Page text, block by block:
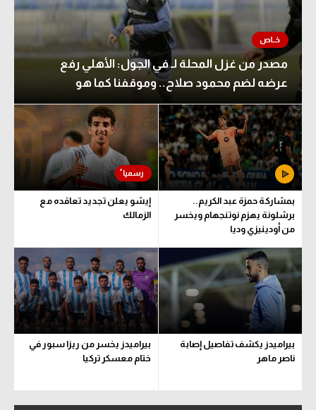
مصدر من غزل المحلة لـ في الجول: الأهلي رفع
عرضه لضم محمود صلاح.. وموقفنا كما هو
بمشاركة حمزة عبد الكريم..
برشلونة يهزم نوتنجهام ويخسر
من أودينيزي وديا
إيشو يعلن تجديد تعاقده مع
الزمالك
بيراميدز يكشف تفاصيل إصابة
ناصر ماهر
بيراميدز يخسر من ريزا سبور في
ختام معسكر تركيا